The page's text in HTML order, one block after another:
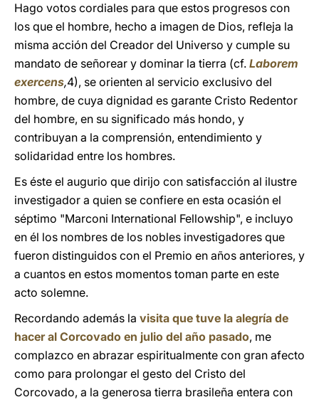
Hago votos cordiales para que estos progresos con
los que el hombre, hecho a imagen de Dios, refleja la
misma acción del Creador del Universo y cumple su
mandato de señorear y dominar la tierra (cf. Laborem
exercens,4), se orienten al servicio exclusivo del
hombre, de cuya dignidad es garante Cristo Redentor
del hombre, en su significado más hondo, y
contribuyan a la comprensión, entendimiento y
solidaridad entre los hombres.
Es éste el augurio que dirijo con satisfacción al ilustre
investigador a quien se confiere en esta ocasión el
séptimo "Marconi International Fellowship", e incluyo
en él los nombres de los nobles investigadores que
fueron distinguidos con el Premio en años anteriores, y
a cuantos en estos momentos toman parte en este
acto solemne.
Recordando además la visita que tuve la alegría de
hacer al Corcovado en julio del año pasado, me
complazco en abrazar espiritualmente con gran afecto
como para prolongar el gesto del Cristo del
Corcovado, a la generosa tierra brasileña entera con